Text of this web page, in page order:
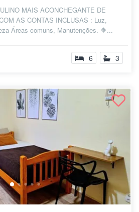
MAIS ACONCHEGANTE DE
AS CONTAS INCLUSAS : Luz,
Áreas comuns, Manutenções. 🔶️...
6 3